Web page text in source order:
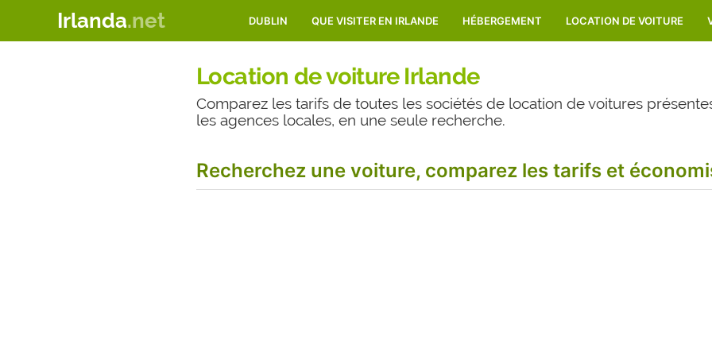
Irlanda.net DUBLIN QUE VISITER EN IRLANDE HÉBERGEMENT LOCATION DE VOITURE
Location de voiture Irlande
Comparez les tarifs de toutes les sociétés de location de voitures
les agences locales, en une seule recherche.
Recherchez une voiture, comparez les tarifs et